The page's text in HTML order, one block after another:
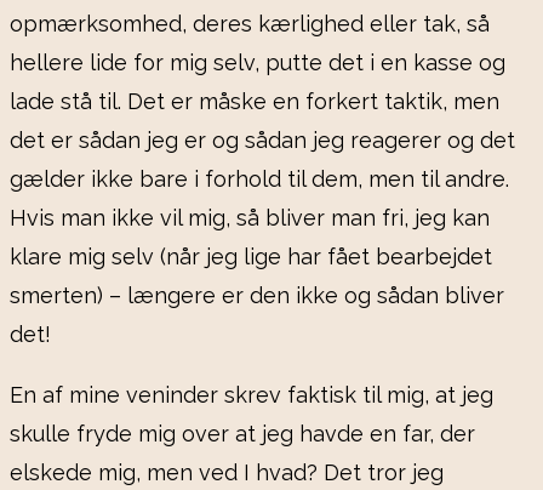
opmærksomhed, deres kærlighed eller tak, så
hellere lide for mig selv, putte det i en kasse og
lade stå til. Det er måske en forkert taktik, men
det er sådan jeg er og sådan jeg reagerer og det
gælder ikke bare i forhold til dem, men til andre.
Hvis man ikke vil mig, så bliver man fri, jeg kan
klare mig selv (når jeg lige har fået bearbejdet
smerten) – længere er den ikke og sådan bliver
det!
En af mine veninder skrev faktisk til mig, at jeg
skulle fryde mig over at jeg havde en far, der
elskede mig, men ved I hvad? Det tror jeg